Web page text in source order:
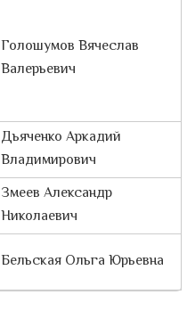
Голошумов Вячеслав
Валерьевич
Дьяченко Аркадий
Владимирович
Змеев Александр
Николаевич
Бельская Ольга Юрьевна